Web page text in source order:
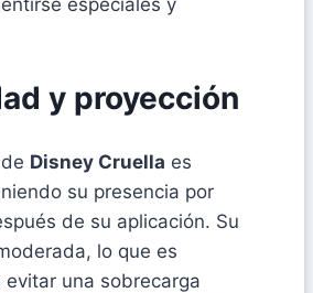
especiales y
y proyección
Disney Cruella es
su presencia por
de su aplicación. Su
lo que es
una sobrecarga